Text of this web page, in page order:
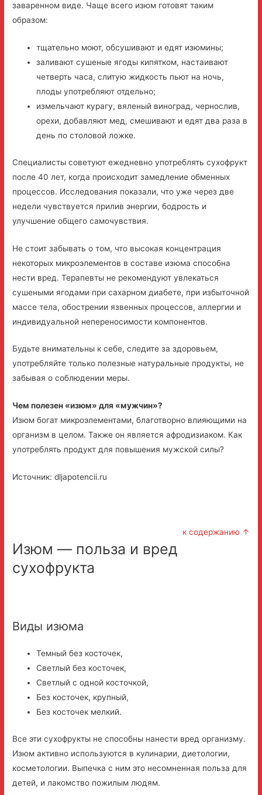
заваренном виде. Чаще всего изюм готовят таким
образом:
тщательно моют, обсушивают и едят изюмины;
заливают сушеные ягоды кипятком, настаивают
четверть часа, слитую жидкость пьют на ночь,
плоды употребляют отдельно;
измельчают курагу, вяленый виноград, чернослив,
орехи, добавляют мед, смешивают и едят два раза в
день по столовой ложке.
Специалисты советуют ежедневно употреблять сухофрукт
после 40 лет, когда происходит замедление обменных
процессов. Исследования показали, что уже через две
недели чувствуется прилив энергии, бодрость и
улучшение общего самочувствия.
Не стоит забывать о том, что высокая концентрация
некоторых микроэлементов в составе изюма способна
нести вред. Терапевты не рекомендуют увлекаться
сушеными ягодами при сахарном диабете, при избыточной
массе тела, обострении язвенных процессов, аллергии и
индивидуальной непереносимости компонентов.
Будьте внимательны к себе, следите за здоровьем,
употребляйте только полезные натуральные продукты, не
забывая о соблюдении меры.
Чем полезен «изюм» для «мужчин»?
Изюм богат микроэлементами, благотворно влияющими на
организм в целом. Также он является афродизиаком. Как
употреблять продукт для повышения мужской силы?
Источник: dljapotencii.ru
к содержанию ↑
Изюм — польза и вред
сухофрукта
Виды изюма
Темный без косточек,
Светлый без косточек,
Светлый с одной косточкой,
Без косточек, крупный,
Без косточек мелкий.
Все эти сухофрукты не способны нанести вред организму.
Изюм активно используются в кулинарии, диетологии,
косметологии. Выпечка с ним это несомненная польза для
детей, и лакомство пожилым людям.